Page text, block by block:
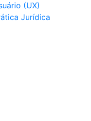
(UX)
Jurídica